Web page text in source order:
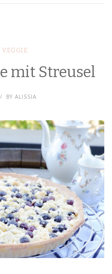
VEGGIE
mit Streusel
BY ALISSIA